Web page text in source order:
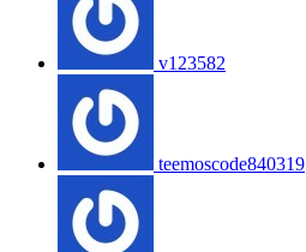
v123582
teemoscode840319